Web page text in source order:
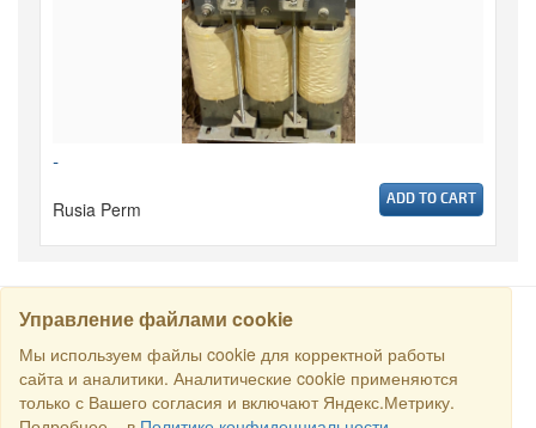
-
Rusia Perm ADD TO CART
Управление файлами cookie
Мы используем файлы cookie для корректной работы
сайта и аналитики. Аналитические cookie применяются
только с Вашего согласия и включают Яндекс.Метрику.
CARI
Semua hak dilindungi undang-undang © 2016 Торговый Дом